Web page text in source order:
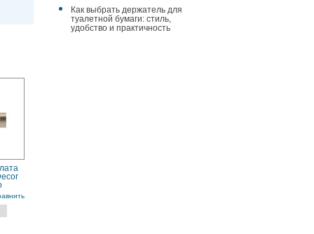
Как выбрать держатель для
туалетной бумаги: стиль,
удобство и практичность